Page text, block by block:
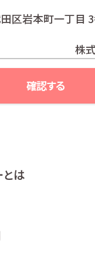
区岩本町一丁目
株
代表
個人情報及び個人番号
等の保護に関する関係
融商品取引業者の社内
を遵守いたします。
確認する
とは